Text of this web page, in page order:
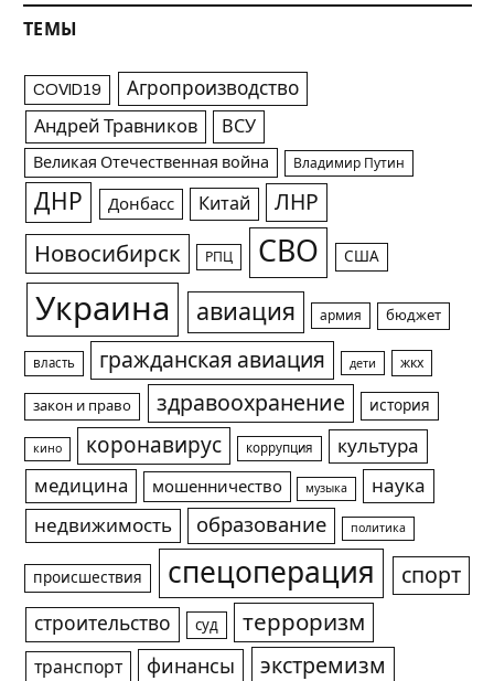
ТЕМЫ
COVID19 Агропроизводство
Андрей Травников ВСУ
Великая Отечественная война Владимир Путин
ДНР Донбасс Китай ЛНР
Новосибирск РПЦ СВО США
Украина авиация армия бюджет
власть гражданская авиация дети жкх
закон и право здравоохранение история
кино коронавирус коррупция
культура
медицина
мошенничество музыка
наука
недвижимость
образование политика
происшествия спецоперация спорт
строительство суд терроризм
транспорт финансы экстремизм